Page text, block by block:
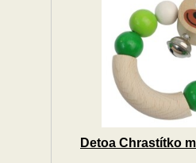
Detoa Chrastítko